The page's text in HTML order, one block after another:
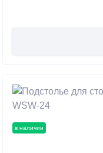
в наличии